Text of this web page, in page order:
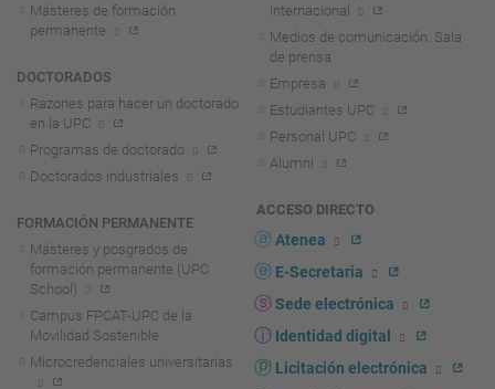
Másteres de formación
permanente
DOCTORADOS
Razones para hacer un doctorado
en la UPC
Programas de doctorado
Doctorados industriales
FORMACIÓN PERMANENTE
Másteres y posgrados de
formación permanente (UPC
School)
Campus FPCAT-UPC de la
Movilidad Sostenible
Microcredenciales universitarias
internacional
Medios de comunicación. Sala
de prensa
Empresa
Estudiantes UPC
Personal UPC
Alumni
ACCESO DIRECTO
Atenea
E-Secretaria
Sede electrónica
Identidad digital
Licitación electrónica